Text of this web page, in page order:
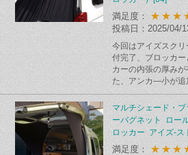
満足度：
投稿日：2025/04/
今回はアイズスク
付完了、ブロッカ
カーの内張の厚み
た、アンカ―小が追
マルチシェード・
ーバグネット ロー
ロッカー アイズ-ス
満足度：